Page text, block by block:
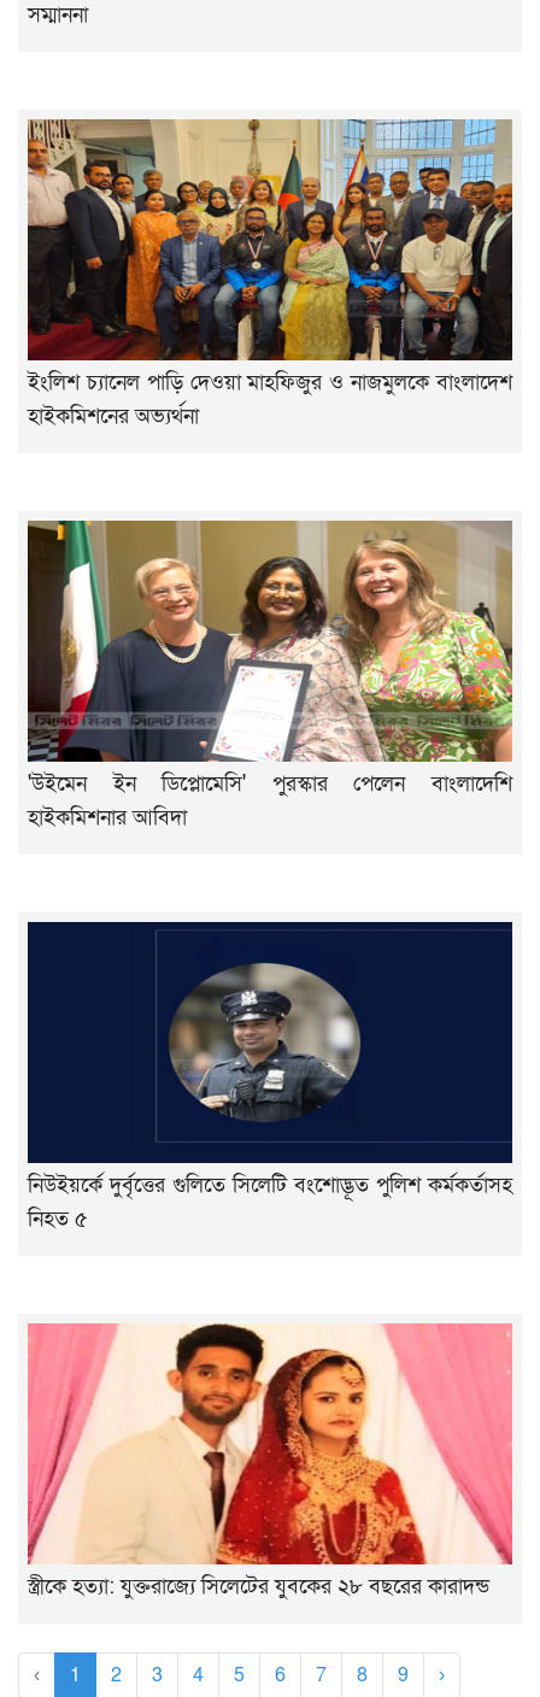
সম্মাননা
ইংলিশ চ্যানেল পাড়ি দেওয়া মাহফিজুর ও নাজমুলকে বাংলাদেশ
হাইকমিশনের অভ্যর্থনা
'উইমেন ইন ডিপ্লোমেসি' পুরস্কার পেলেন বাংলাদেশি
হাইকমিশনার আবিদা
নিউইয়র্কে দুর্বৃত্তের গুলিতে সিলেটি বংশোদ্ভূত পুলিশ কর্মকর্তাসহ
নিহত ৫
স্ত্রীকে হত্যা: যুক্তরাজ্যে সিলেটের যুবকের ২৮ বছরের কারাদন্ড
‹ 1 2 3 4 5 6 7 8 9 ›